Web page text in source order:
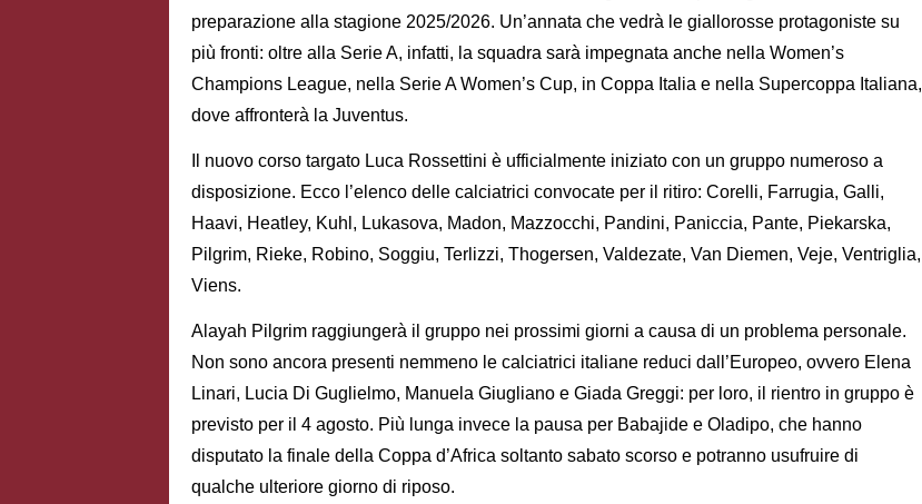
preparazione alla stagione 2025/2026. Un’annata che vedrà le giallorosse protagoniste su
più fronti: oltre alla Serie A, infatti, la squadra sarà impegnata anche nella Women’s
Champions League, nella Serie A Women’s Cup, in Coppa Italia e nella Supercoppa Italiana,
dove affronterà la Juventus.
Il nuovo corso targato Luca Rossettini è ufficialmente iniziato con un gruppo numeroso a
disposizione. Ecco l’elenco delle calciatrici convocate per il ritiro: Corelli, Farrugia, Galli,
Haavi, Heatley, Kuhl, Lukasova, Madon, Mazzocchi, Pandini, Paniccia, Pante, Piekarska,
Pilgrim, Rieke, Robino, Soggiu, Terlizzi, Thogersen, Valdezate, Van Diemen, Veje, Ventriglia,
Viens.
Alayah Pilgrim raggiungerà il gruppo nei prossimi giorni a causa di un problema personale.
Non sono ancora presenti nemmeno le calciatrici italiane reduci dall’Europeo, ovvero Elena
Linari, Lucia Di Guglielmo, Manuela Giugliano e Giada Greggi: per loro, il rientro in gruppo è
previsto per il 4 agosto. Più lunga invece la pausa per Babajide e Oladipo, che hanno
disputato la finale della Coppa d’Africa soltanto sabato scorso e potranno usufruire di
qualche ulteriore giorno di riposo.